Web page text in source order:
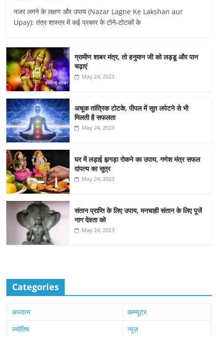
नजर लगने के लक्षण और उपाय (Nazar Lagne Ke Lakshan aur
Upay): तंत्र शास्त्र में कई प्रकार के टोने-टोटकों के
ग्रामीण शाबर मंत्र, तो हनुमान जी को लड्डू और पान
चढ़ाएं
May 24, 2023
अचूक तांत्रिक टोटके, पीपल में सूत लपेटने से भी
मिलती है सफलता
May 24, 2023
घर में लड़ाई झगड़ा रोकने का उपाय, गणेश मंत्र सफल
दांपत्य का सूत्र
May 24, 2023
संतान प्राप्ति के लिए उपाय, मनचाही संतान के लिए पूजें
नाग देवता को
May 24, 2023
Categories
अध्यात्म
कम्प्यूटर
ज्योतिष
न्यूज़